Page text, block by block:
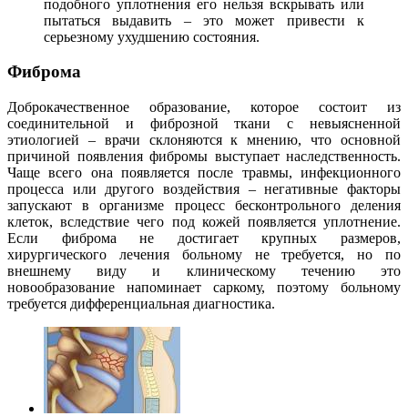
подобного уплотнения его нельзя вскрывать или
пытаться выдавить – это может привести к
серьезному ухудшению состояния.
Фиброма
Доброкачественное образование, которое состоит из
соединительной и фиброзной ткани с невыясненной
этиологией – врачи склоняются к мнению, что основной
причиной появления фибромы выступает наследственность.
Чаще всего она появляется после травмы, инфекционного
процесса или другого воздействия – негативные факторы
запускают в организме процесс бесконтрольного деления
клеток, вследствие чего под кожей появляется уплотнение.
Если фиброма не достигает крупных размеров,
хирургического лечения больному не требуется, но по
внешнему виду и клиническому течению это
новообразование напоминает саркому, поэтому больному
требуется дифференциальная диагностика.